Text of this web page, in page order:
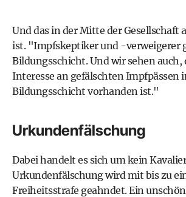
Und das in der Mitte der Gesellschaft
ist. "Impfskeptiker und -verweigerer
Bildungsschicht. Und wir sehen auch,
Interesse an gefälschten Impfpässen
Bildungsschicht vorhanden ist."
Urkundenfälschung
Dabei handelt es sich um kein
Urkundenfälschung wird mit bis zu
Freiheitsstrafe geahndet. Ein